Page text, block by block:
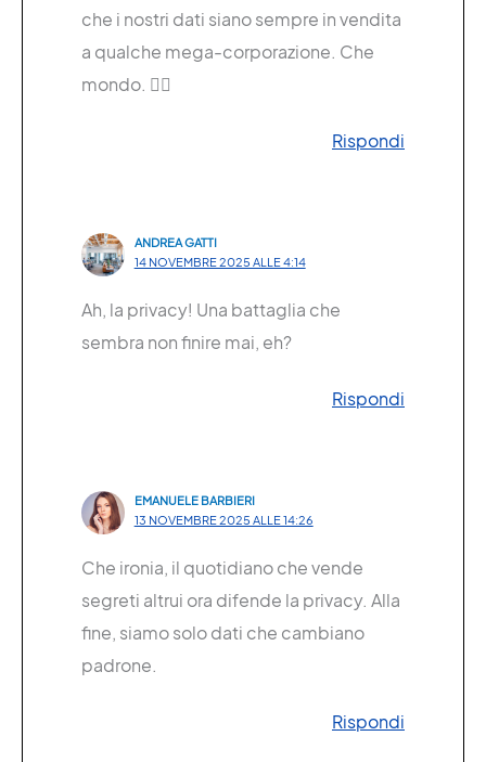
che i nostri dati siano sempre in vendita
a qualche mega-corporazione. Che
mondo. 🤷‍♂️
Rispondi
ANDREA GATTI
14 NOVEMBRE 2025 ALLE 4:14
Ah, la privacy! Una battaglia che
sembra non finire mai, eh?
Rispondi
EMANUELE BARBIERI
13 NOVEMBRE 2025 ALLE 14:26
Che ironia, il quotidiano che vende
segreti altrui ora difende la privacy. Alla
fine, siamo solo dati che cambiano
padrone.
Rispondi